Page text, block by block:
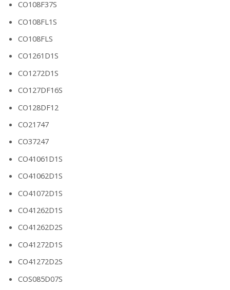
CO108F37S
CO108FL1S
CO108FLS
CO1261D1S
CO1272D1S
CO127DF16S
CO128DF12
CO21747
CO37247
CO41061D1S
CO41062D1S
CO41072D1S
CO41262D1S
CO41262D2S
CO41272D1S
CO41272D2S
COS085D07S